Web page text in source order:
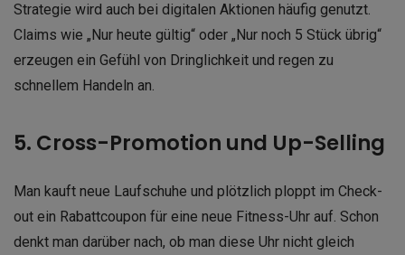
Strategie wird auch bei digitalen Aktionen häufig genutzt.
Claims wie „Nur heute gültig“ oder „Nur noch 5 Stück übrig“
erzeugen ein Gefühl von Dringlichkeit und regen zu
schnellem Handeln an.
5. Cross-Promotion und Up-Selling
Man kauft neue Laufschuhe und plötzlich ploppt im Check-
out ein Rabattcoupon für eine neue Fitness-Uhr auf. Schon
denkt man darüber nach, ob man diese Uhr nicht gleich